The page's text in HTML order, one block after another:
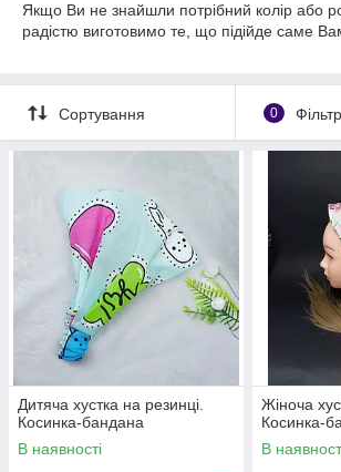
Якщо Ви не знайшли потрібний колір або
радістю виготовимо те, що підійде саме
Сортування 0
Дитяча хустка на резинці.
Косинка-бандана
В наявності
Жіноча
Косинка-
В